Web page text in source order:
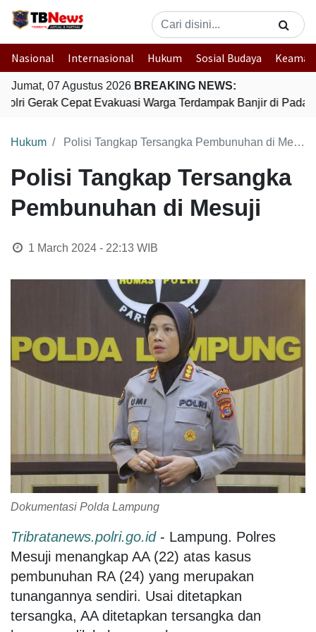
Nasional Internasional Hukum Sosial Budaya
Jumat, 07 Agustus 2026 BREAKING NEWS:
Gerak Cepat Evakuasi Warga Terdampak Banjir di Padang
Hukum Polisi Tangkap Tersangka Pembunuhan di Mesuji
Polisi Tangkap Tersangka
Pembunuhan di Mesuji
1 March 2024 - 22:13WIB
Dokumentasi Polda Lampung
Tribratanews.polri.go.id - Lampung. Polres
Mesuji menangkap AA (22) atas kasus
pembunuhan RA (24) yang merupakan
tunangannya sendiri. Usai ditetapkan
tersangka, AA ditetapkan tersangka dan